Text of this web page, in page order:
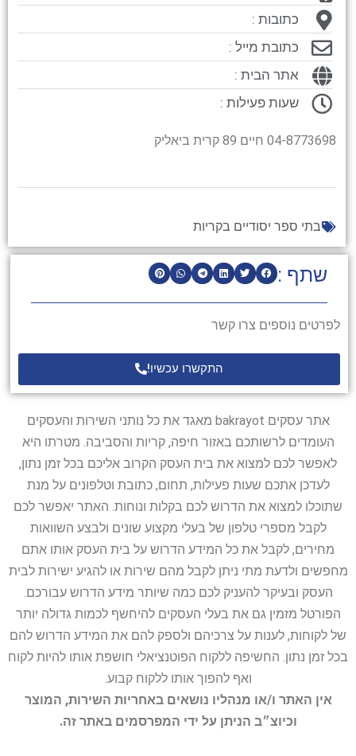
שתף :
לפרטים נוספים צרו קשר
התקשרו עכשיו!
כתובות :
כתובת מייל :
אתר הבית :
שעות פעילות :
04-8773698 חיים 89 קרית ביאליק
בתי ספר יסודיים בקריות
אתר עסקים bakrayot מאגד את כל נותני השירות והעסקים
העומדים לרשותכם באזור חיפה, קריות והסביבה. מטרתו היא
לאפשר לכם למצוא את בית העסק הקרוב אליכם בכל זמן נתון,
לעדכן אתכם שעות פעילות, תחום, כתובת וטלפונים על מנת
שתוכלו למצוא את הדרוש לכם בקלות ונוחות. האתר יאפשר לכם
לקבל מספרי טלפון של בעלי מקצוע שונים ולבצע השוואות
מחירים, לקבל את כל המידע הדרוש על בית העסק אותו אתם
מחפשים ולדעת מתי ניתן לקבל מהם שירות או להגיע ישירות לבית
העסק ובעיקר להעניק לכם כמה שיותר מידע הדרוש עבורכם.
הפורטל מזמין גם את בעלי העסקים להיחשף לכמות גדולה יותר
של לקוחות, לענות על צרכיהם ולספק להם את המידע הדרוש להם
בכל זמן נתון. החשיפה ללקוח הפוטנציאלי חושפת אותו להיות לקוח
ואף להפוך אותו ללקוח קבוע.
אין האתר ו/או מנהליו נושאים באחריות השירות, המוצר
וכיוצ״ב הניתן על ידי המפרסמים באתר זה.